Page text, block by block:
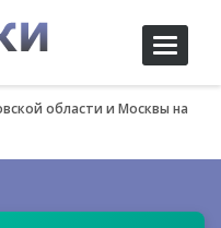
Toggle
области и Москвы на